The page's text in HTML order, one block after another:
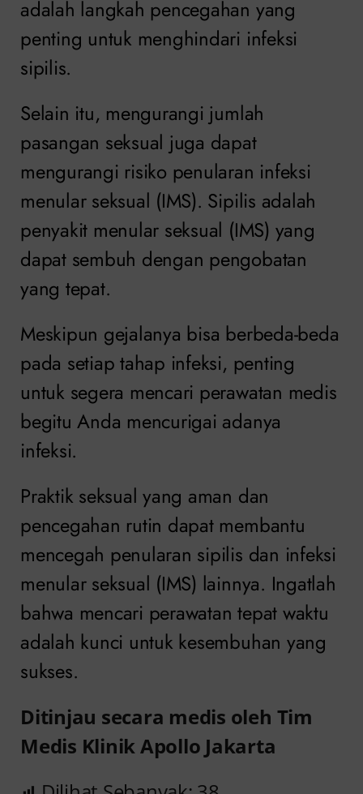
adalah langkah pencegahan yang
penting untuk menghindari infeksi
sipilis.
Selain itu, mengurangi jumlah
pasangan seksual juga dapat
mengurangi risiko penularan infeksi
menular seksual (IMS). Sipilis adalah
penyakit menular seksual (IMS) yang
dapat sembuh dengan pengobatan
yang tepat.
Meskipun gejalanya bisa berbeda-beda
pada setiap tahap infeksi, penting
untuk segera mencari perawatan medis
begitu Anda mencurigai adanya
infeksi.
Praktik seksual yang aman dan
pencegahan rutin dapat membantu
mencegah penularan sipilis dan infeksi
menular seksual (IMS) lainnya. Ingatlah
bahwa mencari perawatan tepat waktu
adalah kunci untuk kesembuhan yang
sukses.
Ditinjau secara medis oleh Tim
Medis Klinik Apollo Jakarta